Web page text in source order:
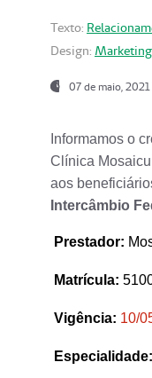
Texto:
Design: Marketing
07 de maio, 2021
Informamos o
Clínica
aos
Intercâmbio
Prestador:
Matrícula:
Vigência: 10/
Especialidade: